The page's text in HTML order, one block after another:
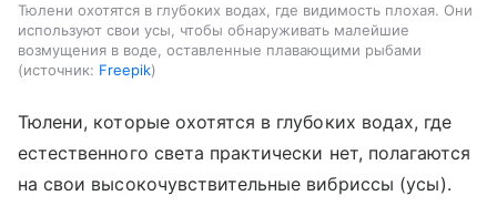
Тюлени охотятся в глубоких водах, где видимость плохая. Они
используют свои усы, чтобы обнаруживать малейшие
возмущения в воде, оставленные плавающими рыбами
источник: Freepik
Тюлени, которые охотятся в глубоких водах, где
естественного света практически нет, полагаются
на свои высокочувствительные вибриссы (усы).